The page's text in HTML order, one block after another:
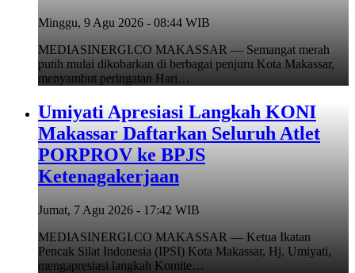
Minggu, 9 Agu 2026 - 08:44 WIB
MEDIASINERGI.CO MAKASSAR — Semangat merah
putih mulai dikobarkan di berbagai penjuru Kota Makassar,
menyambut peringatan Hari…
Umiyati Apresiasi Langkah KONI
Makassar Daftarkan Seluruh Atlet
PORPROV ke BPJS
Ketenagakerjaan
Jumat, 7 Agu 2026 - 17:42 WIB
MEDIASINERGI.CO MAKASSAR — Ketua Ikatan
Pencak Silat Indonesia (IPSI) Kota Makassar, Hj. Umiyati,
mengapresiasi langkah Komite…